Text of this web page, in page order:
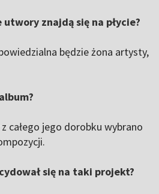
znajdą się na płycie?
będzie żona artysty,
całego jego dorobku wybrano
się na taki projekt?